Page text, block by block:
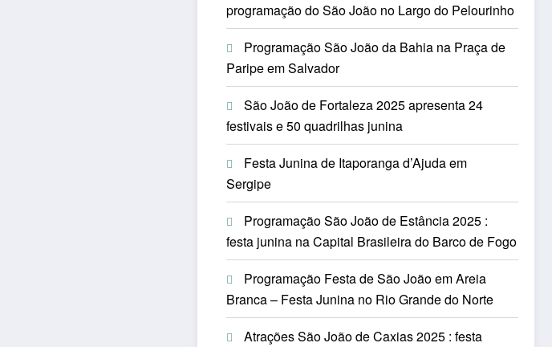
programação do São João no Largo do Pelourinho
Programação São João da Bahia na Praça de
Paripe em Salvador
São João de Fortaleza 2025 apresenta 24
festivais e 50 quadrilhas junina
Festa Junina de Itaporanga d’Ajuda em
Sergipe
Programação São João de Estância 2025 :
festa junina na Capital Brasileira do Barco de Fogo
Programação Festa de São João em Areia
Branca – Festa Junina no Rio Grande do Norte
Atrações São João de Caxias 2025 : festa